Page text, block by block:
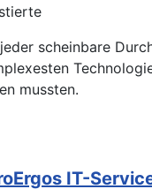
scheinbare
mussten.
IT-